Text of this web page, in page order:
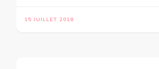
15 JUILLET 2018